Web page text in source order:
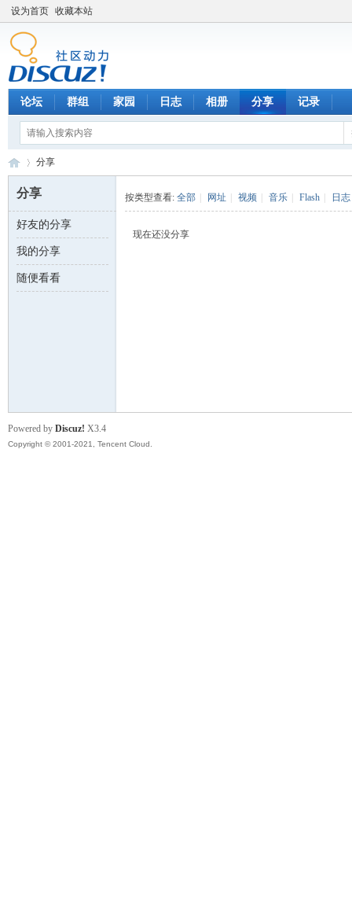
设为首页 收藏本站
论坛 群组 家园 日志 相册 分享 记录
数 ›
分享
分享
好友的分享
我的分享
随便看看
按类型查看: 全部 网址 视频 音乐 Flash 日志
现在还没分享
Powered by Discuz! X3.4
Copyright © 2001-2021, Tencent Cloud.